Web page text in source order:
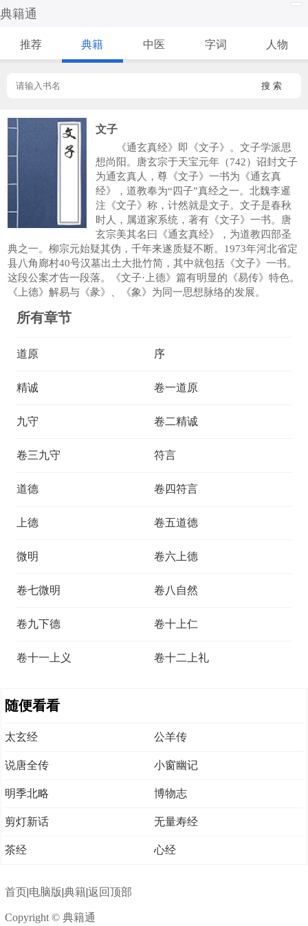
典籍通
推荐 典籍 中医 字词 人物
搜 索
文子
《通玄真经》即《文子》。文子学派思
想尚阳。唐玄宗于天宝元年（742）诏封文子
为通玄真人，尊《文子》一书为《通玄真
经》，道教奉为“四子”真经之一。北魏李暹
注《文子》称，计然就是文子。文子是春秋
时人，属道家系统，著有《文子》一书。唐
玄宗美其名曰《通玄真经》，为道教四部圣
典之一。柳宗元始疑其伪，千年来遂质疑不断。1973年河北省定
县八角廊村40号汉墓出土大批竹简，其中就包括《文子》一书。
这段公案才告一段落。《文子·上德》篇有明显的《易传》特色。
《上德》解易与《彖》、《象》为同一思想脉络的发展。
所有章节
道原 序
精诚 卷一道原
九守 卷二精诚
卷三九守 符言
道德 卷四符言
上德 卷五道德
微明 卷六上德
卷七微明 卷八自然
卷九下德 卷十上仁
卷十一上义 卷十二上礼
随便看看
太玄经 公羊传
说唐全传 小窗幽记
明季北略 博物志
剪灯新话 无量寿经
茶经 心经
首页|电脑版|典籍|返回顶部
Copyright © 典籍通